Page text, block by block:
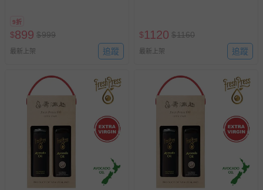
9折
$899 $999
最新上架 追蹤
$1120 $1160
最新上架 追蹤